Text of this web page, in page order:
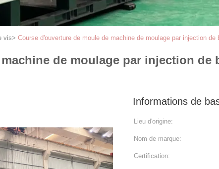
vis> Course d'ouverture de moule de machine de moulage par injection
de moulage par injection de
Informations de
Lieu d'origine:
Nom de marque:
Certification: